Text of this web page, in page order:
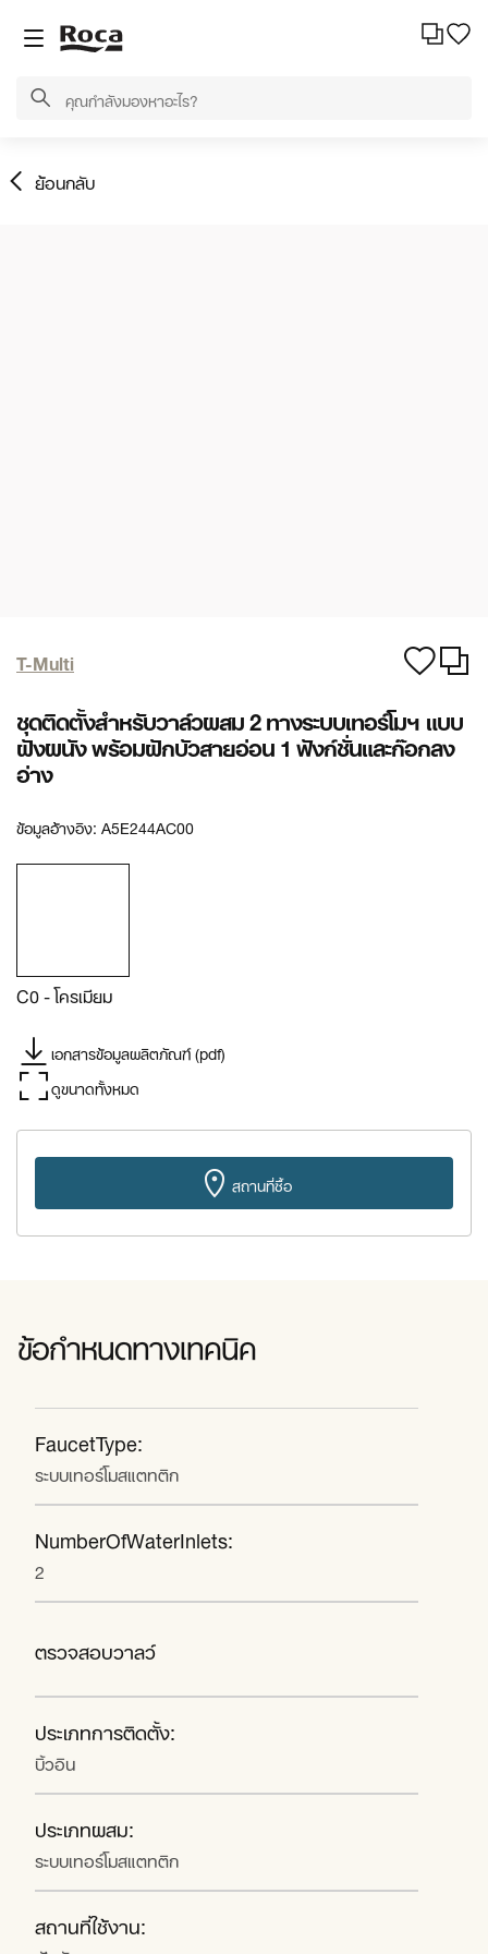
ย้อนกลับ
T-Multi
ชุดติดตั้งสำหรับวาล์วผสม 2 ทางระบบเทอร์โมฯ แบบ
ฝังผนัง พร้อมฝักบัวสายอ่อน 1 ฟังก์ชั่นและก๊อกลง
อ่าง
ข้อมูลอ้างอิง:A5E244AC00
C0 - โครเมียม
เอกสารข้อมูลผลิตภัณฑ์ (pdf)
ดูขนาดทั้งหมด
สถานที่ซื้อ
ข้อกำหนดทางเทคนิค
FaucetType:
ระบบเทอร์โมสแตทติก
NumberOfWaterInlets:
2
ตรวจสอบวาลว์
ประเภทการติดตั้ง:
บิ้วอิน
ประเภทผสม:
ระบบเทอร์โมสแตทติก
สถานที่ใช้งาน: